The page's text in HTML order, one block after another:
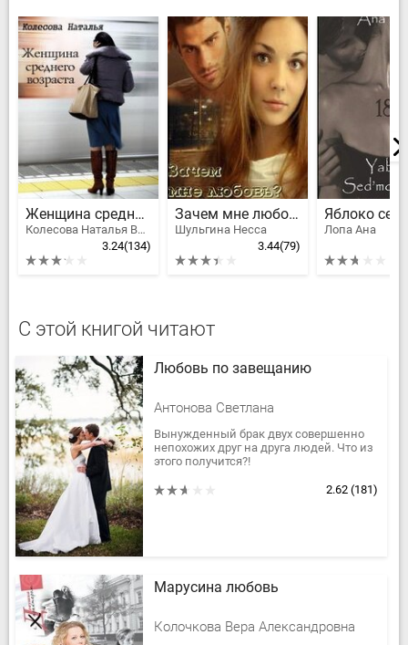
Женщина среднего возраста
Колесова Наталья Валенидовна, Караванова Наталья Михайловна
3.24(134)
Зачем мне любовь?
Шульгина Несса
3.44(79)
Лопа Ана
С этой книгой читают
Любовь по завещанию
Антонова Светлана
Вынужденный брак двух совершенно
непохожих друг на друга людей. Что из
этого получится?!
2.62 (181)
Марусина любовь
Колочкова Вера Александровна